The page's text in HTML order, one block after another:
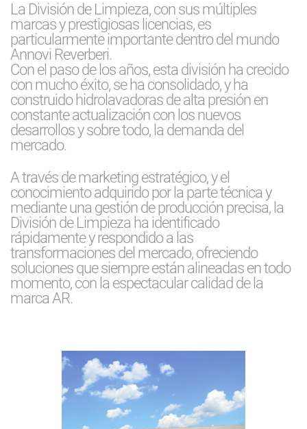
La División de Limpieza, con sus múltiples
marcas y prestigiosas licencias, es
particularmente importante dentro del mundo
Annovi Reverberi.
Con el paso de los años, esta división ha crecido
con mucho éxito, se ha consolidado, y ha
construido hidrolavadoras de alta presión en
constante actualización con los nuevos
desarrollos y sobre todo, la demanda del
mercado.
A través de marketing estratégico, y el
conocimiento adquirido por la parte técnica y
mediante una gestión de producción precisa, la
División de Limpieza ha identificado
rápidamente y respondido a las
transformaciones del mercado, ofreciendo
soluciones que siempre están alineadas en todo
momento, con la espectacular calidad de la
marca AR.